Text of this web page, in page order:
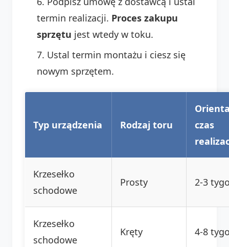
termin realizacji. Proces zakupu
sprzętu jest wtedy w toku.
Ustal termin montażu i ciesz się
nowym sprzętem.
Typ urządzenia Rodzaj toru
czas
Krzesełko
schodowe
Prosty 2-3
Krzesełko
schodowe
Kręty 4-8